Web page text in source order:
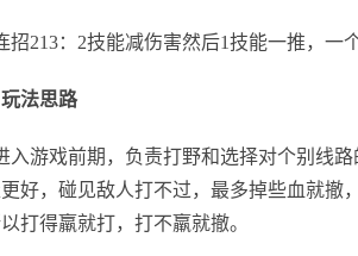
：2技能减伤害然后1技能一推，一个
法思路
游戏前期，负责打野和选择对个别线路
好，碰见敌人打不过，最多掉些血就撤
打得羸就打，打不羸就撤。